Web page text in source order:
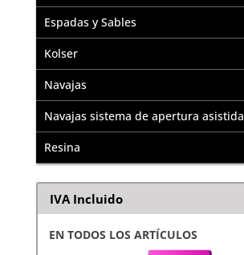
Espadas y Sables
Kolser
Navajas
Navajas sistema de apertura asistida
Resina
IVA Incluido
EN TODOS LOS ARTÍCULOS